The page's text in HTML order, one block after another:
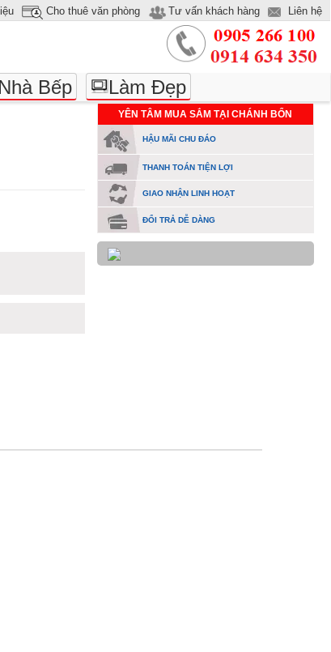
Liên hệ
Cho thuê văn phòng Tư vấn khách hàng
Bếp Làm Đẹp
YÊN TÂM MUA SẮM TẠI CHÁNH BỔN
HẬU MÃI CHU ĐÁO
THANH TOÁN TIỆN LỢI
GIAO NHẬN LINH HOẠT
ĐỔI TRẢ DỄ DÀNG